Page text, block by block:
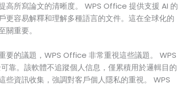
高所寫論文的清晰度。 WPS Office 提供支援 AI 的
更容易解釋和理解多種語言的文件。這在全球化的
重要。
要的議題，WPS Office 非常重視這些議題。 WPS
靠。該軟體不追蹤個人信息，僅累積用於邏輯目的
些資訊收集，強調對客戶個人隱私的重視。 WPS